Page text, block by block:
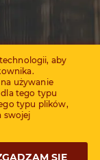
aby
używanie
tego typu
typu plików,
swojej
SIĘ